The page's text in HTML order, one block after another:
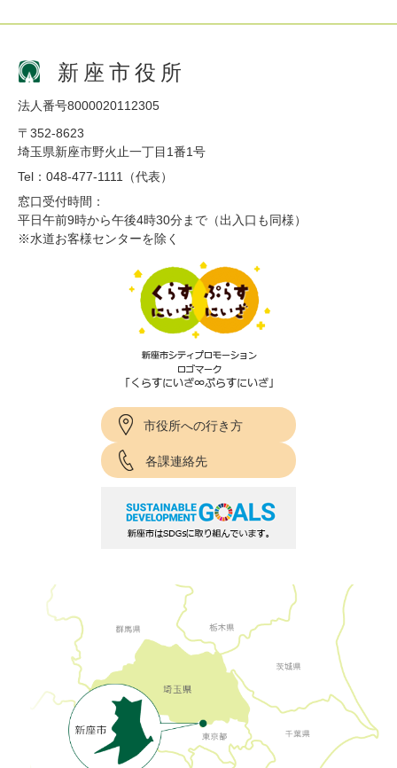
新座市役所
法人番号8000020112305
〒352-8623
埼玉県新座市野火止一丁目1番1号
Tel：048-477-1111（代表）
窓口受付時間：
平日午前9時から午後4時30分まで（出入口も同様）
※水道お客様センターを除く
市役所への行き方
各課連絡先